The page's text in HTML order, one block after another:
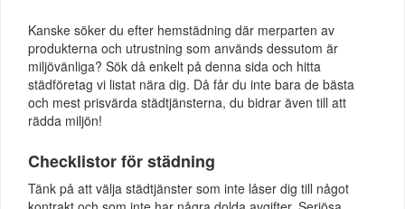
Kanske söker du efter hemstädning där merparten av
produkterna och utrustning som används dessutom är
miljövänliga? Sök då enkelt på denna sida och hitta
städföretag vi listat nära dig. Då får du inte bara de bästa
och mest prisvärda städtjänsterna, du bidrar även till att
rädda miljön!
Checklistor för städning
Tänk på att välja städtjänster som inte låser dig till något